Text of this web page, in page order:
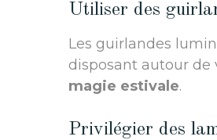
Utiliser des
Les guirlandes
disposant autour de
magie estivale.
Privilégier des